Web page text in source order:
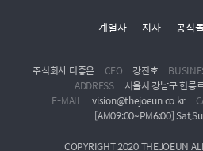
계열사 지사 공식
주식회사 더좋은 CEO 강진호
ADDRESS
서울시 강남구 헌릉
E-MAIL
vision@thejoeun.co.kr
[AM09:00~PM6:00]
COPYRIGHT 2020 THEJOEUN